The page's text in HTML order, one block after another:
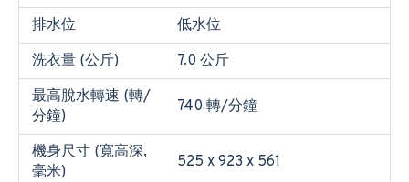
排水位
低水位
洗衣量 (公斤)
7.0 公斤
最高脫水轉速 (轉/
分鐘)
740 轉/分鐘
機身尺寸 (寬高深,
毫米)
525 x 923 x 561